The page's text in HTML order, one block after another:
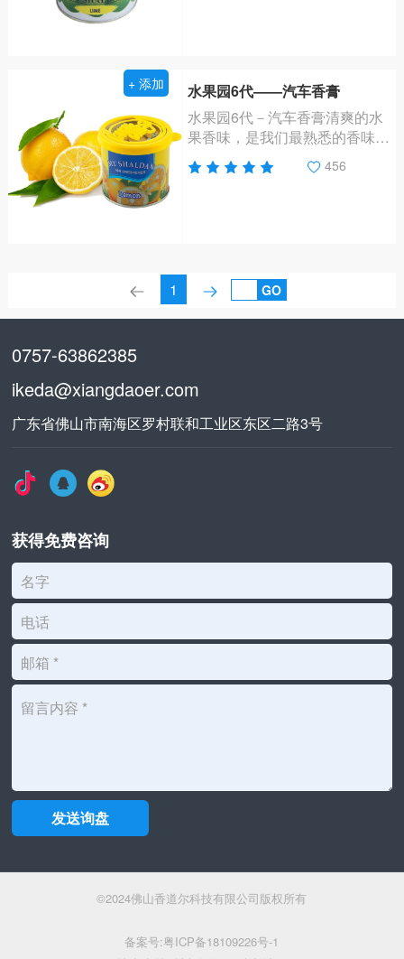
+ 添加
水果园6代——汽车香膏
水果园6代－汽车香膏清爽的水
果香味，是我们最熟悉的香味，
也是我们最喜欢的味道，它祛除
车内、室内的嗅味、异味，消灭
456
1 GO
0757-63862385
ikeda@xiangdaoer.com
广东省佛山市南海区罗村联和工业区东区二路3号
获得免费咨询
©2024佛山香道尔科技有限公司版权所有
备案号:粤ICP备18109226号-1